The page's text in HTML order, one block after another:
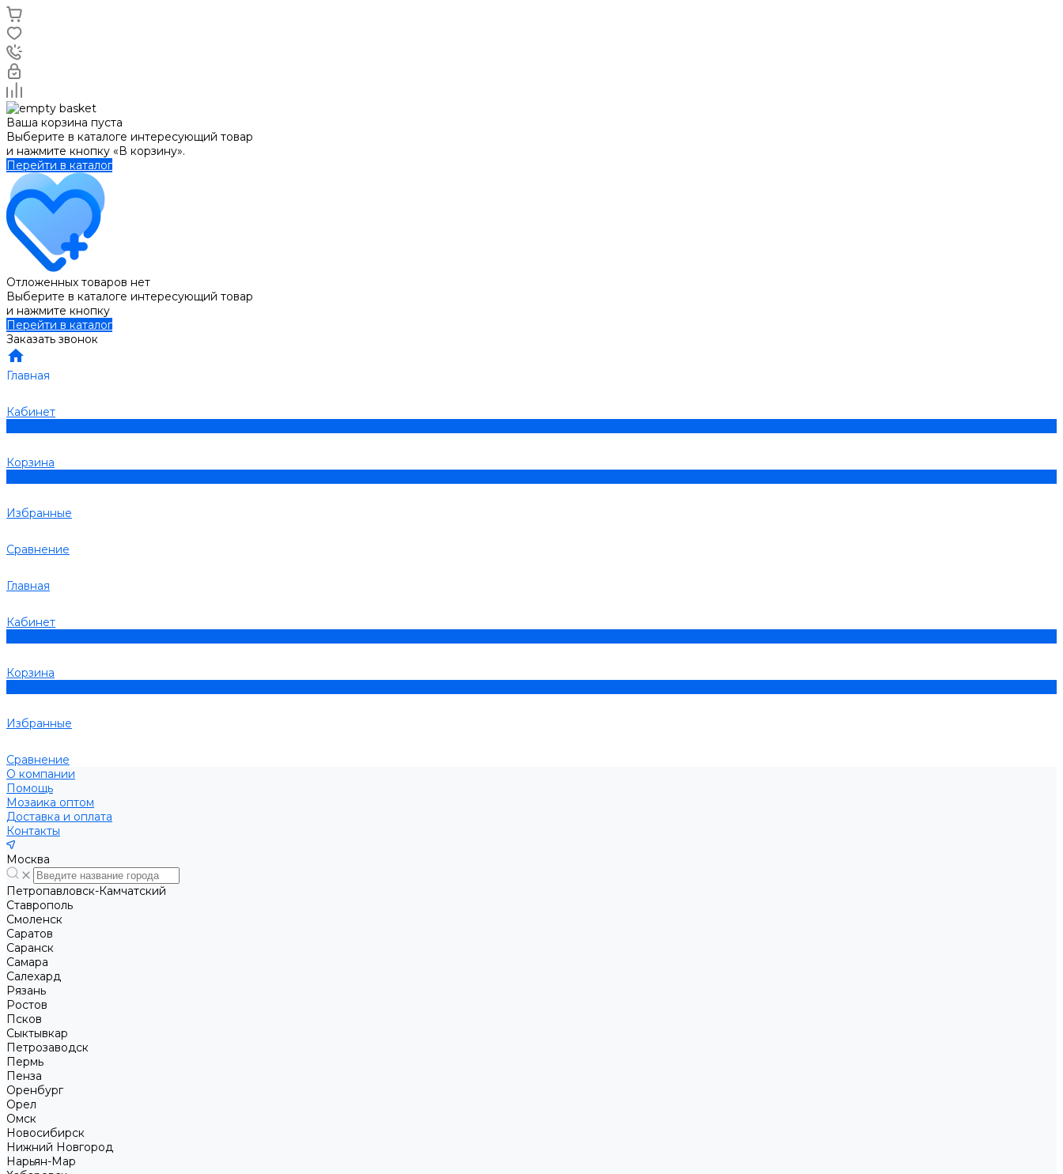
Ваша корзина пуста
Выберите в каталоге интересующий товар
и нажмите кнопку «В корзину».
Перейти в каталог
Отложенных товаров нет
Выберите в каталоге интересующий товар
и нажмите кнопку
Перейти в каталог
Заказать звонок
Главная
Кабинет
Корзина
Избранные
Сравнение
Главная
Кабинет
Корзина
Избранные
Сравнение
О компании
Помощь
Мозаика оптом
Доставка и оплата
Контакты
Москва
Петропавловск-Камчатский
Ставрополь
Смоленск
Саратов
Саранск
Самара
Салехард
Рязань
Ростов
Псков
Сыктывкар
Петрозаводск
Пермь
Пенза
Оренбург
Орел
Омск
Новосибирск
Нижний Новгород
Нарьян-Мар